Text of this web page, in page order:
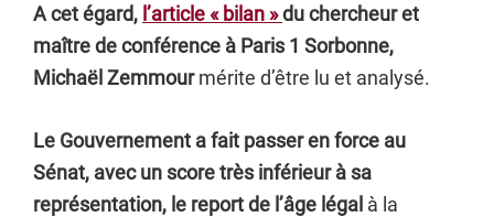
A cet égard, l’article « bilan »du chercheur et
maître de conférence à Paris 1 Sorbonne,
Michaël Zemmourmérite d’être lu et analysé.
Le Gouvernement a fait passer en force au
Sénat, avec un score très inférieur à sa
représentation, le report de l’âge légal à la